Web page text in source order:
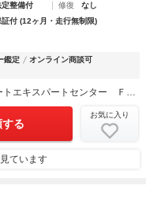
定整備付 修復
なし
証付 (12ヶ月・走行無制限)
鑑定
オンライン商談可
ジープ名古屋東オートエキスパートセンター ＦＲＣ ＧＲＯＵＰ
る
お気に入り
ています